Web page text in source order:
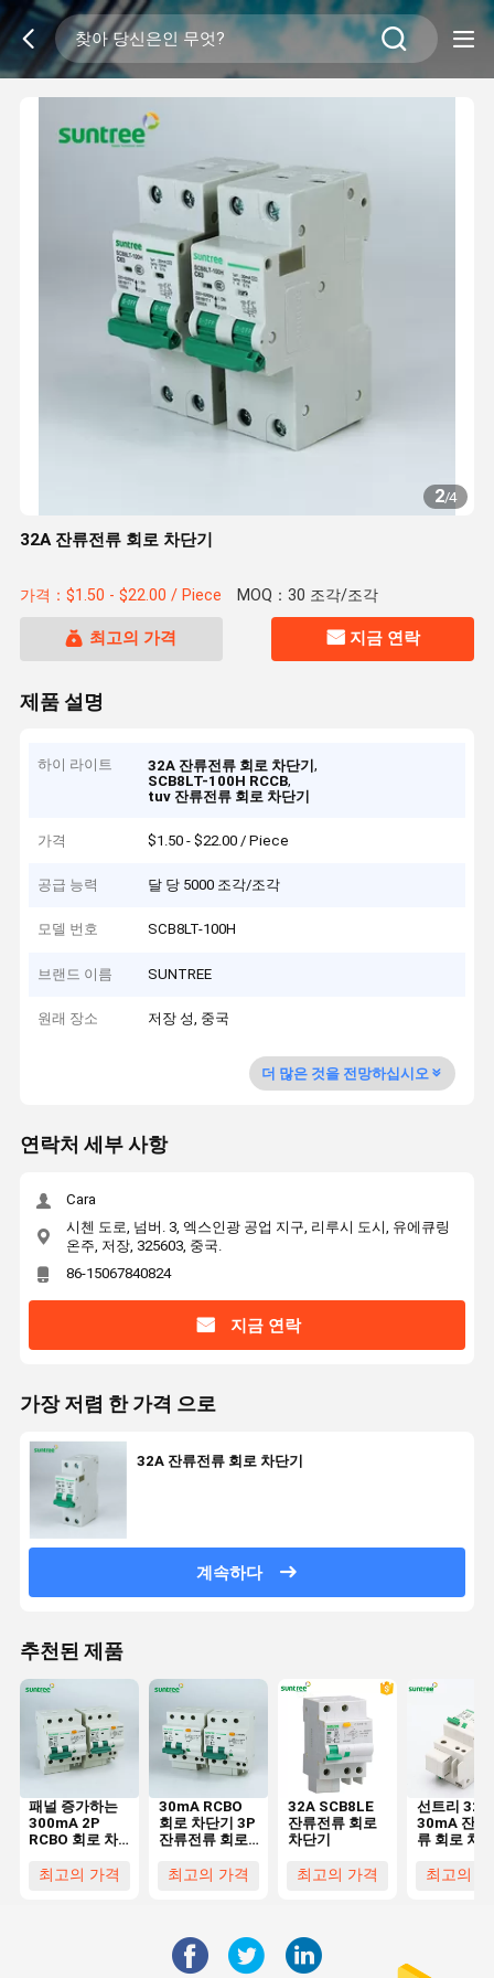
2/4
32A 잔류전류 회로 차단기
가격：$1.50 - $22.00 / Piece MOQ：30 조각/조각
최고의 가격 지금 연락
제품 설명
하이 라이트 32A 잔류전류 회로 차단기,
SCB8LT-100H RCCB,
tuv 잔류전류 회로 차단기
가격 $1.50 - $22.00 / Piece
공급 능력 달 당 5000 조각/조각
모델 번호 SCB8LT-100H
브랜드 이름 SUNTREE
원래 장소 저장 성, 중국
더 많은 것을 전망하십시오
연락처 세부 사항
Cara
시첸 도로, 넘버. 3, 엑스인광 공업 지구, 리루시 도시, 유에큐링
온주, 저장, 325603, 중국.
86-15067840824
지금 연락
가장 저렴 한 가격 으로
32A 잔류전류 회로 차단기
계속하다
추천된 제품
패널 증가하는
300mA 2P
RCBO 회로 차
최고의 가격
30mA RCBO
회로 차단기 3P
잔류전류 회로
최고의 가격
32A SCB8LE
잔류전류 회로
차단기
최고의 가격
선트리 32A
30mA 잔류
류 회로 차
최고의